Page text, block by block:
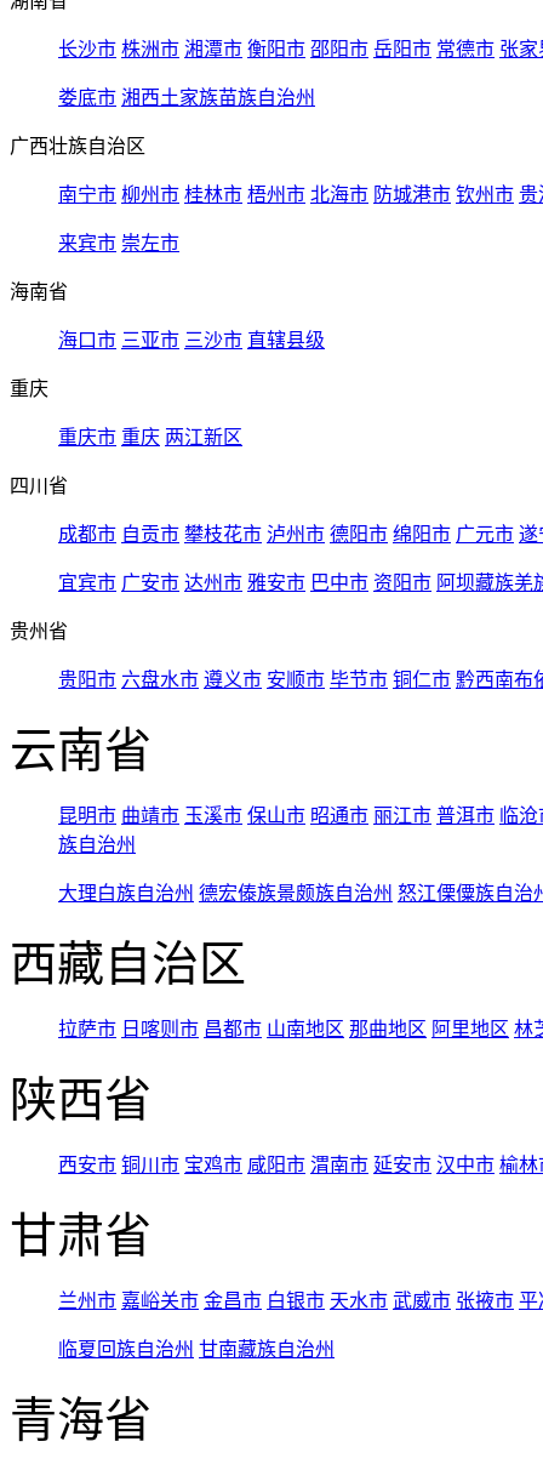
长沙市 株洲市 湘潭市 衡阳市 邵阳市 岳阳市 常德市 张家
娄底市 湘西土家族苗族自治州
广西壮族自治区
南宁市 柳州市 桂林市 梧州市 北海市 防城港市 钦州市 贵
来宾市 崇左市
海南省
海口市 三亚市 三沙市 直辖县级
重庆
重庆市 重庆 两江新区
四川省
成都市 自贡市 攀枝花市 泸州市 德阳市 绵阳市 广元市 遂
宜宾市 广安市 达州市 雅安市 巴中市 资阳市 阿坝藏族羌
贵州省
贵阳市 六盘水市 遵义市 安顺市 毕节市 铜仁市 黔西南布
云南省
昆明市 曲靖市 玉溪市 保山市 昭通市 丽江市 普洱市 临
族自治州
大理白族自治州 德宏傣族景颇族自治州 怒江傈僳族自治
西藏自治区
拉萨市 日喀则市 昌都市 山南地区 那曲地区 阿里地区 林
陕西省
西安市 铜川市 宝鸡市 咸阳市 渭南市 延安市 汉中市 榆林
甘肃省
兰州市 嘉峪关市 金昌市 白银市 天水市 武威市 张掖市 平
临夏回族自治州 甘南藏族自治州
青海省